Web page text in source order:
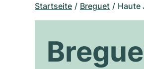
Startseite Breguet Haute